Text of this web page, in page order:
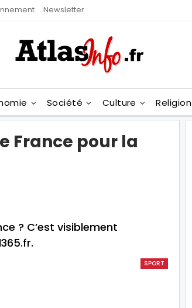
Newsletter
Société Culture Religion
France pour la
? C’est visiblement
SPORT